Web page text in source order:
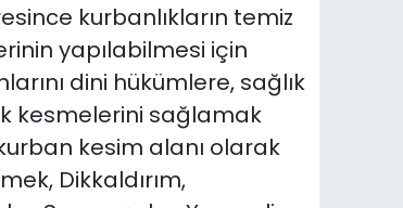
kurbanlıkların temiz
yapılabilmesi için
dini hükümlere, sağlık
kesmelerini sağlamak
kesim alanı olarak
Dikkaldırım,